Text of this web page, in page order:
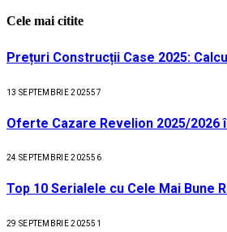
Cele mai citite
Prețuri Construcții Case 2025:
13 SEPTEMBRIE 202557
Oferte Cazare Revelion 2025/2026
24 SEPTEMBRIE 202556
Top 10 Serialele cu Cele Mai Bune
29 SEPTEMBRIE 202551